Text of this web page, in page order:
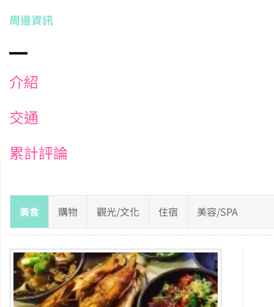
周邊資訊
介紹
交通
累計評論
美食 購物 觀光/文化 住宿 美容/SPA